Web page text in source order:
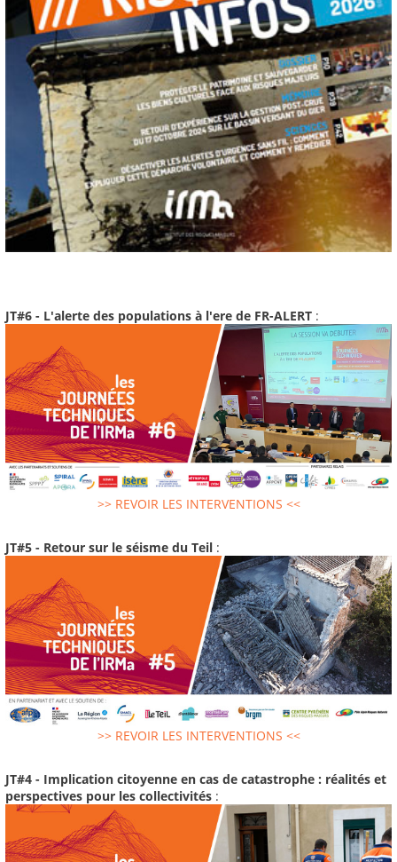
JT#6 - L'alerte des populations à l'ere de FR-ALERT :
>> REVOIR LES INTERVENTIONS <<
JT#5 - Retour sur le séisme du Teil :
>> REVOIR LES INTERVENTIONS <<
JT#4 - Implication citoyenne en cas de catastrophe : réalités et
perspectives pour les collectivités :